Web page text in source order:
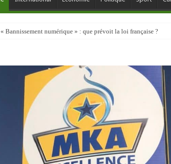
« Bannissement numérique » : que prévoit la loi française ?